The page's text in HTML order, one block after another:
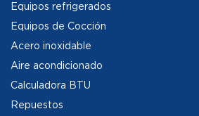
Equipos refrigerados
Equipos de Cocción
Acero inoxidable
Aire acondicionado
Calculadora BTU
Repuestos